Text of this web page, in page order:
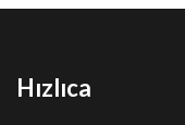
Hızlıca